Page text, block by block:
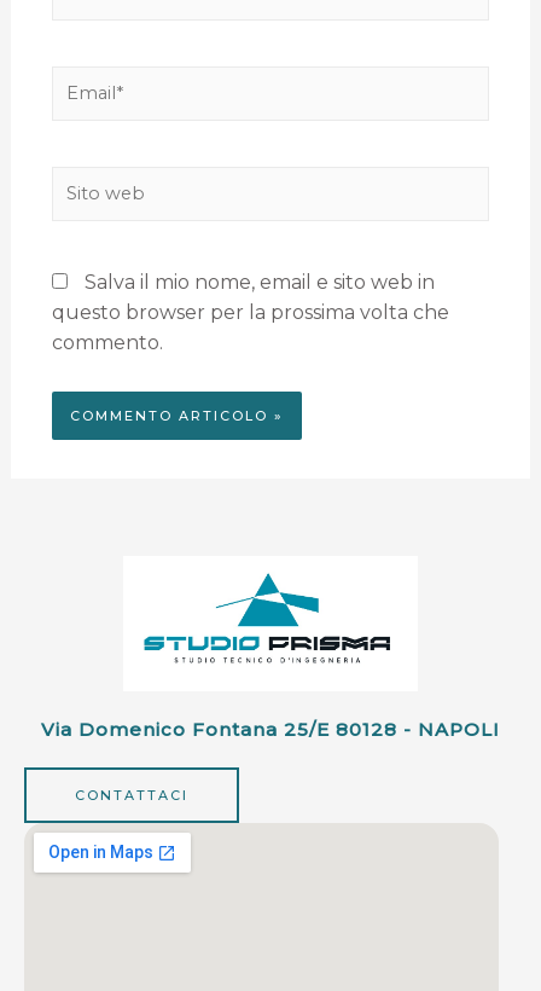
Salva il mio nome, email e sito web in
questo browser per la prossima volta che
commento.
Via Domenico Fontana 25/e 80128 - NAPOLI
CONTATTACI